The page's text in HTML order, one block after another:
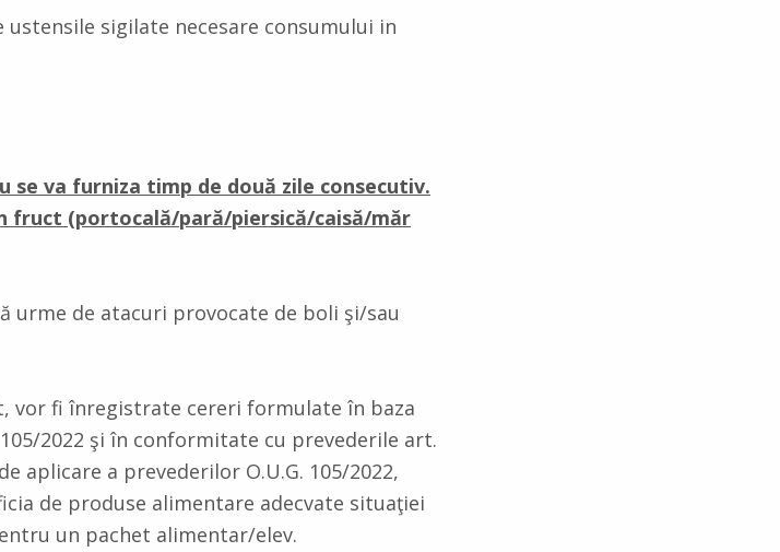
sigilate necesare consumului in
se va furniza timp de două zile consecutiv.
fruct (portocală/pară/piersică/caisă/măr
urme de atacuri provocate de boli şi/sau
vor fi înregistrate cereri formulate în baza
2022 şi în conformitate cu prevederile art.
aplicare a prevederilor O.U.G. 105/2022,
de produse alimentare adecvate situaţiei
un pachet alimentar/elev.